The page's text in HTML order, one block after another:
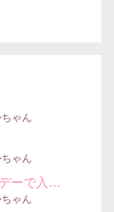
ゃん
ゃん
ーで入…
ゃん